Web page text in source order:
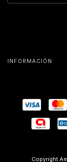
INFORMACIÓN
Copyright